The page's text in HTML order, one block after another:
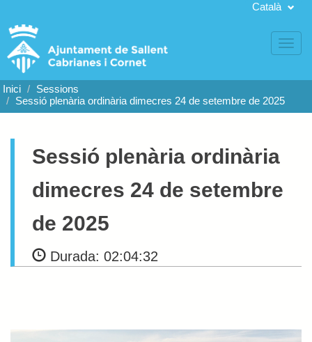
Català
Inici
Sessions
Sessió plenària ordinària dimecres 24 de setembre de 2025
Sessió plenària ordinària
dimecres 24 de setembre
de 2025
Durada: 02:04:32